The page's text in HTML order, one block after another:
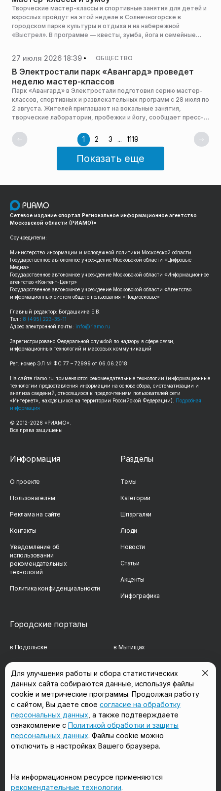
Творческие мастер-классы и спортивные занятия для детей и
взрослых пройдут на этой неделе в Солнечногорске в
городском парке культуры и отдыха и на набережной
«Выстрел». В программе — квесты, зумба, йога и семейные
27 июля 2026 18:39 ОБЩЕСТВО
В Электростали парк «Авангард» проведет
неделю мастер-классов
Парк «Авангард» в Электростали подготовил серию мастер-
классов, спортивных и развлекательных программ с 28 июля по
2 августа. Жителей приглашают на вокальные занятия,
творческие лаборатории, пробежки и йогу, сообщает пресс-
1 2 3 ... 1119
Показать еще
Сетевое издание «портал Региональное информационное агентство
Московской области (РИАМО)»
Соучредители:
Министерство информации и молодежной политики Московской области
Государственное автономное учреждение Московской области «Цифровые
Медиа»
Государственное автономное учреждение Московской области «Информационное
агентство «Контент-Центр»
Государственное автономное учреждение Московской области «Агентство
информационных систем общего пользования «Подмосковье»
Главный редактор: Богдашкина Е.В.
Тел.: 8 (495) 223-35-11
Адрес электронной почты: info@riamo.ru
Зарегистрировано Федеральной службой по надзору в сфере связи,
информационных технологий и массовых коммуникаций
Рег. номер ЭЛ № ФС 77 – 72999 от 06.06.2018
На сайте riamo.ru применяются рекомендательные технологии (информационные
технологии предоставления информации на основе сбора, систематизации и
анализа сведений, относящихся к предпочтениям пользователей сети
«Интернет», находящихся на территории Российской Федерации). Подробная
информация
© 2012-2026 «РИАМО».
Все права защищены
Информация
О проекте
Пользователям
Реклама на сайте
Контакты
Уведомление об
использовании
рекомендательных
технологий
Политика конфиденциальности
Разделы
Темы
Категории
Шпаргалки
Люди
Новости
Статьи
Акценты
Инфографика
Городские порталы
в Подольске в Мытищах
в Сергиевом Посаде в Люберцах
в Красногорске в Королёве
в Домодедово в Щёлково
Мы в соцсетях
Для улучшения работы и сбора статистических
данных сайта собираются данные, используя файлы
cookie и метрические программы. Продолжая работу
с сайтом, Вы даете свое согласие на обработку
персональных данных , а также подтверждаете
ознакомление с Политикой обработки и защиты
персональных данных. Файлы cookie можно
отключить в настройках Вашего браузера.
На информационном ресурсе применяются
рекомендательные технологии.